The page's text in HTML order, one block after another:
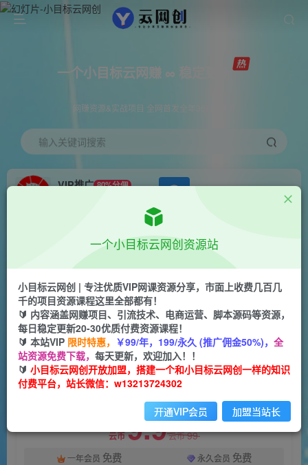
一个小目标云网赚 ∞ 稳定更新
网赚资源&实战项目 全网首发全年365天更新
输入关键词搜索
VIP推广 80%分佣
会员免费 正文
0粉自然流实战起号课，抖音新号0~1晋升大神之
路，打造千万带货直播运营投放课
一个小目标云网创
2年前发布
关注 私信
1979 32
此内容为付费阅读，请付费后查看
云币9.9云币99
一年会员 免费 永久会员 免费
付费阅读
一个小目标云网创资源站
小目标云网创 | 专注优质VIP网课资源分享，市面上收费几百几
千的项目资源课程这里全部都有！
🔰 内容涵盖网赚项目、引流技术、电商运营、脚本源码等资源，
每日稳定更新20-30优质付费资源课程！
🔰 本站VIP 限时特惠， ￥99/年，199/永久 (推广佣金50%)， 全
站资源免费下载， 每天更新，欢迎加入！！
🔰 小目标云网创开放加盟，搭建一个和小目标云网创一样的知识
付费平台，站长微信：w13213724302
开通VIP会员 加盟当站长